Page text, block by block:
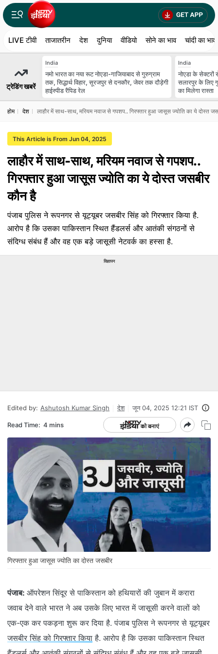
LIVE टीवी ताजातरीन देश दुनिया वीडियो सोने का भाव चांदी का भाव
ट्रेडिंग खबरें
India
नमो भारत का नया रूट नोएडा-गाजियाबाद से गुरुग्राम
तक, सिद्धार्थ विहार, सूरजपुर से दनकौर, जेवर तक दौड़ेगी
हाईस्पीड रैपिड रेल
India
नोएडा के सेक्टरों
सलारपुर के लिए
का मिलेगा रास्ता
होम देश लाहौर में साथ-साथ, मरियम नवाज से गपशप.. गिरफ्तार हुआ जासूस ज्योति का ये दोस्त
This Article is From Jun 04, 2025
लाहौर में साथ-साथ, मरियम नवाज से गपशप..
गिरफ्तार हुआ जासूस ज्योति का ये दोस्त जसबीर
कौन है
पंजाब पुलिस ने रूपनगर से यूट्यूबर जसबीर सिंह को गिरफ्तार किया है.
आरोप है कि उसका पाकिस्तान स्थित हैंडलर्स और आतंकी संगठनों से
संदिग्ध संबंध हैं और वह एक बड़े जासूसी नेटवर्क का हस्सा है.
विज्ञापन
Edited by: Ashutosh Kumar Singh देश जून 04, 2025 12:21 IST
Read Time: 4 mins
गिरफ्तार हुआ जासूस ज्योति का दोस्त जसबीर
पंजाब: ऑपरेशन सिंदूर से पाकिस्तान को हथियारों की जुबान में करारा
जवाब देने वाले भारत ने अब उसके लिए भारत में जासूसी करने वालों को
एक-एक कर पकड़ना शुरू कर दिया है. पंजाब पुलिस ने रूपनगर से यूट्यूबर
जसबीर सिंह को गिरफ्तार किया है. आरोप है कि उसका पाकिस्तान स्थित